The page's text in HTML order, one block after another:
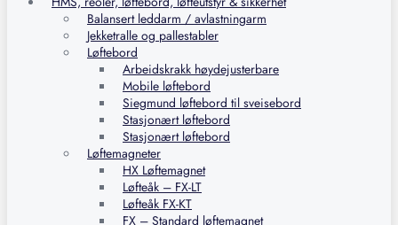
Balansert leddarm / avlastningarm
Jekketralle og pallestabler
Løftebord
Arbeidskrakk høydejusterbare
Mobile løftebord
Siegmund løftebord til sveisebord
Stasjonært løftebord
Stasjonært løftebord
Løftemagneter
HX Løftemagnet
Løfteåk – FX-LT
Løfteåk FX-KT
FX – Standard løftemagnet